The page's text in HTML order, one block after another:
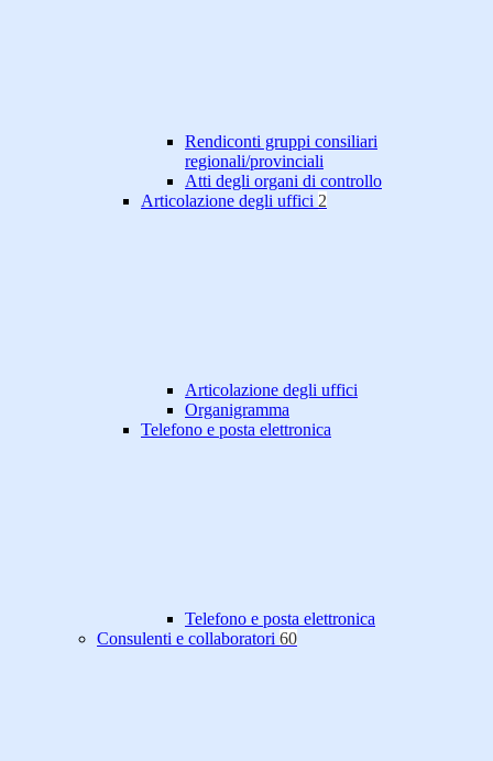
Rendiconti gruppi consiliari
regionali/provinciali
Atti degli organi di controllo
Articolazione degli uffici 2
Articolazione degli uffici
Organigramma
Telefono e posta elettronica
Telefono e posta elettronica
Consulenti e collaboratori 60